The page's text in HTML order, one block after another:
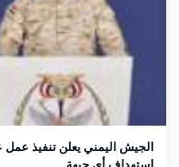
الجيش اليمني يعلن تنفيذ
استهداف أي جبهة